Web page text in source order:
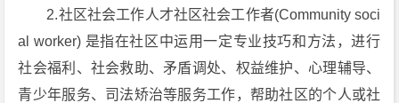
2.社区社会工作人才社区社会工作者(Community soci
al worker) 是指在社区中运用一定专业技巧和方法，进行
社会福利、社会救助、矛盾调处、权益维护、心理辅导、
青少年服务、司法矫治等服务工作，帮助社区的个人或社